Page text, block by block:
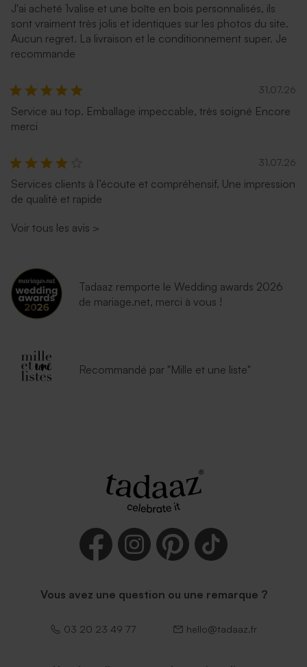
J'ai acheté 1valise et une boîte en bois personnalisés, ils
sont vraiment très jolis et identiques sur les photos du site.
Aucun regret. La livraison et le conditionnement super. Je
recommande
31.07.26
Service au top. Emballage impeccable, très soigné Encore
merci
31.07.26
Services clients à l’écoute et compréhensif. Une impression
de qualité et rapide
Voir tous les avis >
Tadaaz remporte le Wedding awards 2026
de mariage.net, merci à vous !
Recommandé par "Mille et une liste"
Vous avez une question ou une remarque ?
03 20 23 49 77 hello@tadaaz.fr